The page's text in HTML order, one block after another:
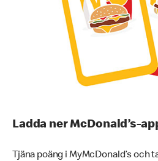
Ladda ner McDonald’s-
Tjäna poäng i MyMcDonald’s och